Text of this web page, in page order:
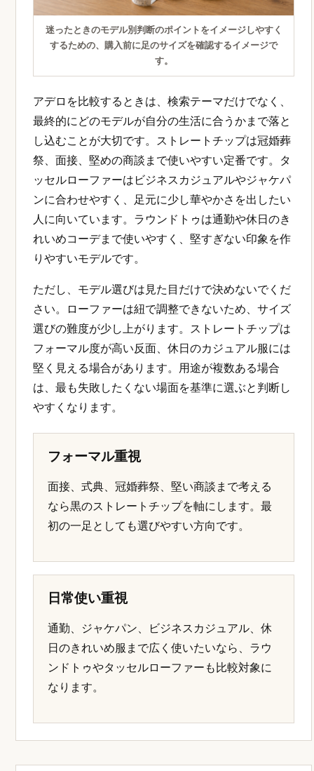
迷ったときのモデル別判断のポイントをイメージしやすく
するための、購入前に足のサイズを確認するイメージで
す。
アデロを比較するときは、検索テーマだけでなく、
最終的にどのモデルが自分の生活に合うかまで落と
し込むことが大切です。ストレートチップは冠婚葬
祭、面接、堅めの商談まで使いやすい定番です。タ
ッセルローファーはビジネスカジュアルやジャケパ
ンに合わせやすく、足元に少し華やかさを出したい
人に向いています。ラウンドトゥは通勤や休日のき
れいめコーデまで使いやすく、堅すぎない印象を作
りやすいモデルです。
ただし、モデル選びは見た目だけで決めないでくだ
さい。ローファーは紐で調整できないため、サイズ
選びの難度が少し上がります。ストレートチップは
フォーマル度が高い反面、休日のカジュアル服には
堅く見える場合があります。用途が複数ある場合
は、最も失敗したくない場面を基準に選ぶと判断し
やすくなります。
フォーマル重視
面接、式典、冠婚葬祭、堅い商談まで考える
なら黒のストレートチップを軸にします。最
初の一足としても選びやすい方向です。
日常使い重視
通勤、ジャケパン、ビジネスカジュアル、休
日のきれいめ服まで広く使いたいなら、ラウ
ンドトゥやタッセルローファーも比較対象に
なります。